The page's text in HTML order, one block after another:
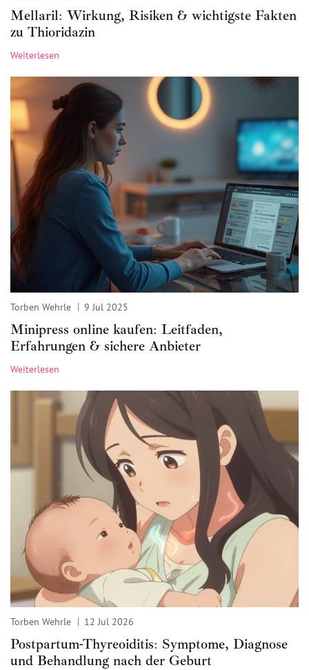
Mellaril: Wirkung, Risiken & wichtigste Fakten
zu Thioridazin
Weiterlesen
Torben Wehrle 9 Jul 2025
Minipress online kaufen: Leitfaden,
Erfahrungen & sichere Anbieter
Weiterlesen
Torben Wehrle 12 Jul 2026
Postpartum-Thyreoiditis: Symptome, Diagnose
und Behandlung nach der Geburt